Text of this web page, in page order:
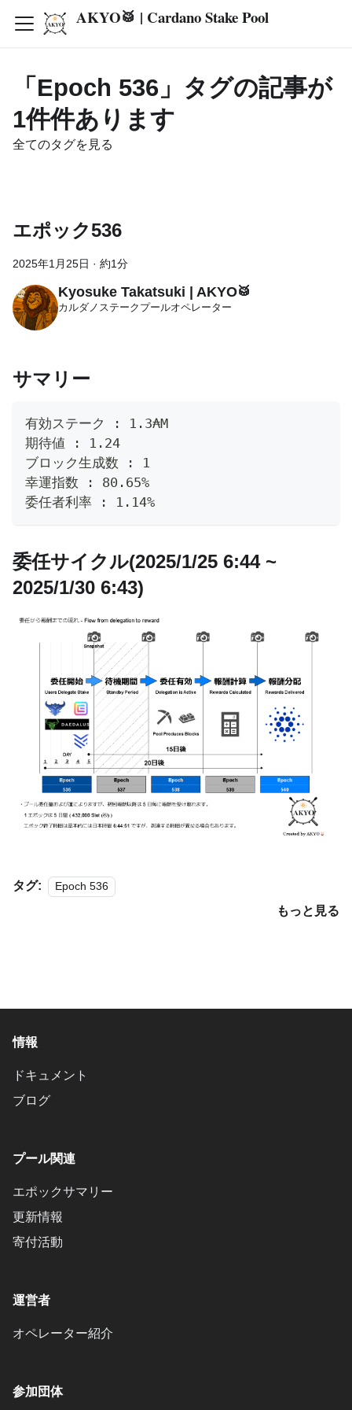
AKYO🥁 | Cardano Stake Pool
「Epoch 536」タグの記事が
1件件あります
全てのタグを見る
エポック536
2025年1月25日 · 約1分
Kyosuke Takatsuki | AKYO🥁
カルダノステークプールオペレーター
サマリー
有効ステーク : 1.3₳M
期待値 : 1.24
ブロック生成数 : 1
幸運指数 : 80.65%
委任者利率 : 1.14%
委任サイクル(2025/1/25 6:44 ~
2025/1/30 6:43)
タグ: Epoch 536
もっと見る
情報
ドキュメント
ブログ
プール関連
エポックサマリー
更新情報
寄付活動
運営者
オペレーター紹介
参加団体